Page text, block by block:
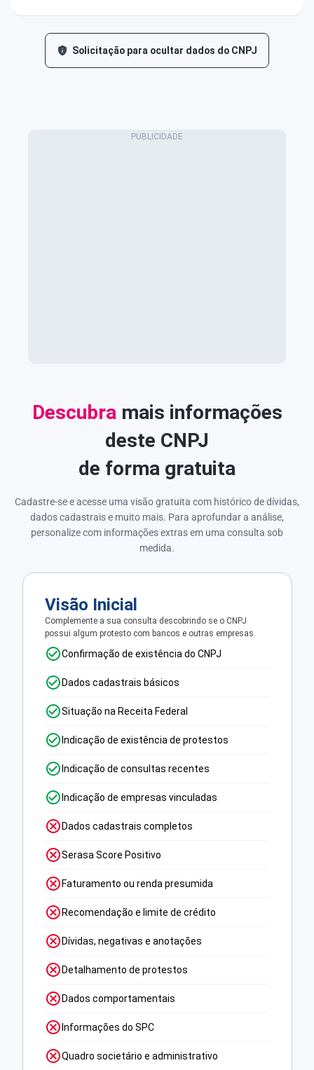
Solicitação para ocultar dados do CNPJ
Descubra mais informações
deste CNPJ
de forma gratuita
Cadastre-se e acesse uma visão gratuita com histórico de dívidas,
dados cadastrais e muito mais. Para aprofundar a análise,
personalize com informações extras em uma consulta sob
medida.
Visão Inicial
Complemente a sua consulta descobrindo se o CNPJ
possui algum protesto com bancos e outras empresas.
Confirmação de existência do CNPJ
Dados cadastrais básicos
Situação na Receita Federal
Indicação de existência de protestos
Indicação de consultas recentes
Indicação de empresas vinculadas
Dados cadastrais completos
Serasa Score Positivo
Faturamento ou renda presumida
Recomendação e limite de crédito
Dívidas, negativas e anotações
Detalhamento de protestos
Dados comportamentais
Informações do SPC
Quadro societário e administrativo